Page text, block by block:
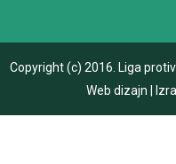
Copyright (c) 2016. Liga
Web dizajn